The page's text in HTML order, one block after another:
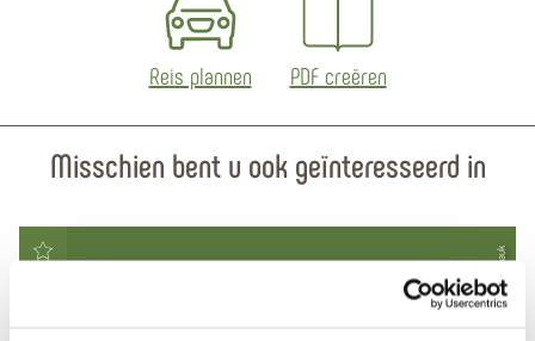
Reis plannen PDF creëren
Misschien bent u ook geïnteresseerd in
© Marcel Gnauk